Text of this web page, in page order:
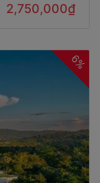
2,750,000₫
6%